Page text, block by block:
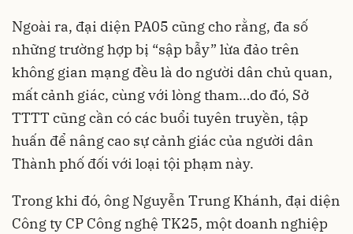
Ngoài ra, đại diện PA05 cũng cho rằng, đa số
những trường hợp bị “sập bẫy” lừa đảo trên
không gian mạng đều là do người dân chủ quan,
mất cảnh giác, cùng với lòng tham…do đó, Sở
TTTT cũng cần có các buổi tuyên truyền, tập
huấn để nâng cao sự cảnh giác của người dân
Thành phố đối với loại tội phạm này.
Trong khi đó, ông Nguyễn Trung Khánh, đại diện
Công ty CP Công nghệ TK25, một doanh nghiệp